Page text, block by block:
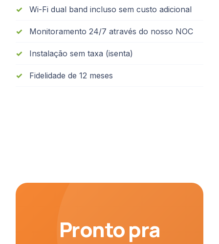
Wi-Fi dual band incluso sem custo adicional
Monitoramento 24/7 através do nosso NOC
Instalação sem taxa (isenta)
Fidelidade de 12 meses
Pronto pra